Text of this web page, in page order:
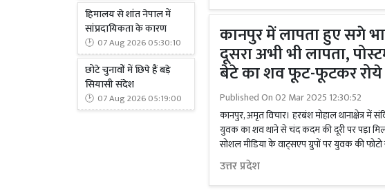
हिमालय से शांत नेपाल में
सांप्रदायिकता के कारण
07 Aug 2026 05:30:10
छोटे चुनावों में छिपे हैं बड़े
सियासी संदेश
07 Aug 2026 05:19:00
कानपुर में लापता हुए सगे
दूसरा अभी भी लापता,
बेटे का शव फूट-फूटकर रोये
Published On02 Mar 2025 12:30:52
कानपुर, अमृत विचार। हरबंश मोहाल थानाक्षेत्र में
युवक का शव थाने से चंद कदम की दूरी पर पड़ा
सोशल मीडिया के वाट्सएप ग्रुपों पर युवक की
उत्तर प्रदेश